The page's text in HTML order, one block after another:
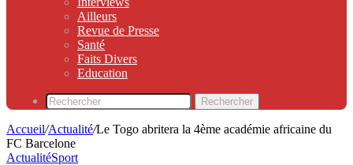
Ailleurs
Revue de Presse
Santé
Faits Divers
Education
Rechercher
Accueil/Actualité/Le Togo abritera la 4ème académie africaine du
FC Barcelone
ActualitéSport